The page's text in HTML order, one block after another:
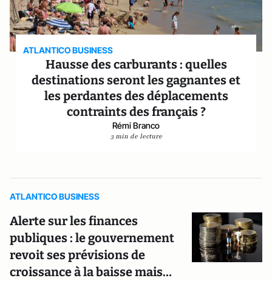
ATLANTICO BUSINESS
Hausse des carburants : quelles
destinations seront les gagnantes et
les perdantes des déplacements
contraints des français ?
Rémi Branco
3 min de lecture
ATLANTICO BUSINESS
Alerte sur les finances
publiques : le gouvernement
revoit ses prévisions de
croissance à la baisse mais…